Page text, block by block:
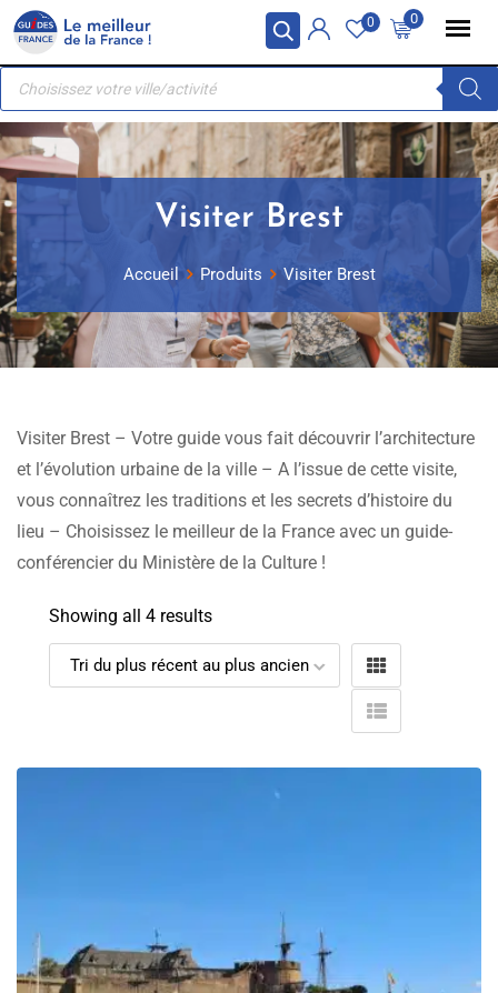
Panneau de gestion des cookies
Skip
content
0
0
Recherche
produits
Visiter Brest
Accueil Produits Visiter Brest
Visiter Brest – Votre guide vous fait découvrir l’architecture
et l’évolution urbaine de la ville – A l’issue de cette visite,
vous connaîtrez les traditions et les secrets d’histoire du
lieu – Choisissez le meilleur de la France avec un guide-
conférencier du Ministère de la Culture !
Showing all 4 results